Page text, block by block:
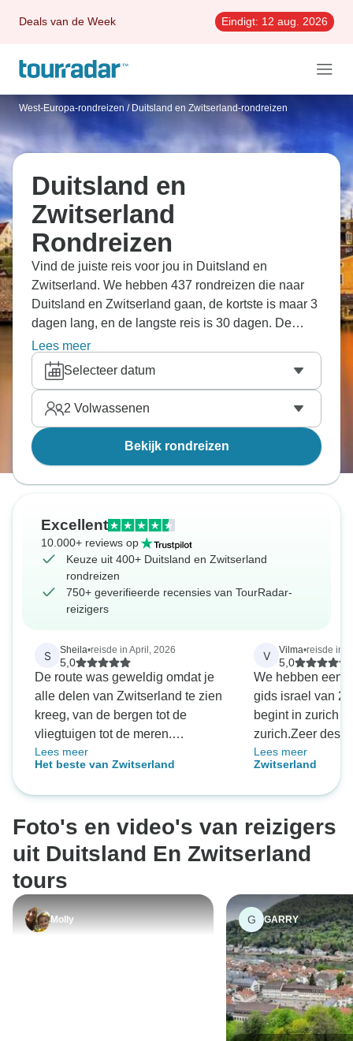
Deals van de Week Eindigt: 12 aug. 2026
West-Europa-rondreizen / Duitsland en Zwitserland-rondreizen
Duitsland en
Zwitserland
Rondreizen
Vind de juiste reis voor jou in Duitsland en
Zwitserland. We hebben 437 rondreizen die naar
Duitsland en Zwitserland gaan, de kortste is maar 3
dagen lang, en de langste reis is 30 dagen. De
meest populaire maand om te gaan is Augustus,
dan vertrekken de meeste reizen.
Lees meer
Selecteer datum
2 Volwassenen
Bekijk rondreizen
Excellent
10.000+ reviews op
Keuze uit 400+ Duitsland en Zwitserland
rondreizen
750+ geverifieerde recensies van TourRadar-
reizigers
S Sheila•reisde in April, 2026
5,0
De route was geweldig omdat je
alle delen van Zwitserland te zien
kreeg, van de bergen tot de
vliegtuigen tot de meren.
Geweldige hotelkeuzes maakten
de ervaring compleet.
Lees meer
Het beste van Zwitserland
V Vilma•reisde in
5,0
We hebben een
gids israel van 2
begint in zurich
zurich.Zeer
groot geduld op
omdat ik
Lees meer
Zwitserland
Foto's en video's van reizigers
uit Duitsland En Zwitserland
tours
Molly G GARRY